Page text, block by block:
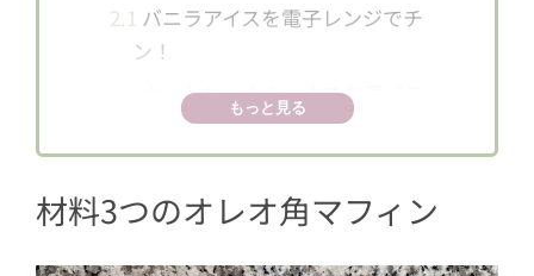
2.1 バニラアイスを電子レンジでチ
ン！
ホットケーキミックスを混ぜる
2.4アルミホイルで蓋をして焼く
もっと見る
材料3つのオレオ角マフィン